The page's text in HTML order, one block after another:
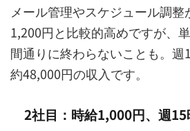
メール管理やスケジュール調
1,200円と比較的高めですが、
間通りに終わらないことも。週
約48,000円の収入です。
2社目：時給1,000円、週